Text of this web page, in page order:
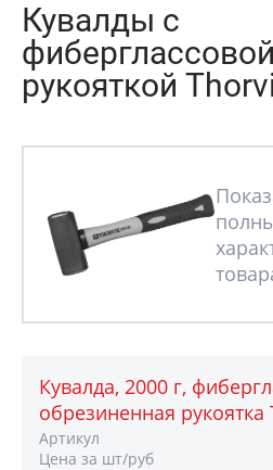
Кувалды с
фиберглассовой
рукояткой
Кувалда, 2000 г,
обрезиненная рукоятка
Артикул
Цена за шт/руб